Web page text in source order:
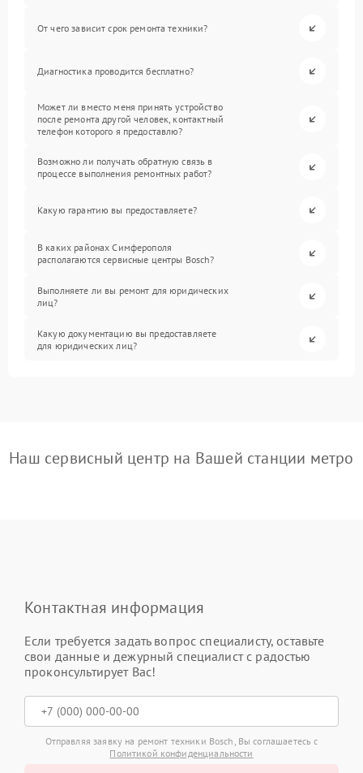
От чего зависит срок ремонта техники?
Диагностика проводится бесплатно?
Может ли вместо меня принять устройство
после ремонта другой человек, контактный
телефон которого я предоставлю?
Возможно ли получать обратную связь в
процессе выполнения ремонтных работ?
Какую гарантию вы предоставляете?
В каких районах Симферополя
располагаются сервисные центры Bosch?
Выполняете ли вы ремонт для юридических
лиц?
Какую документацию вы предоставляете
для юридических лиц?
Наш сервисный центр на Вашей станции метро
Контактная информация
Если требуется задать вопрос специалисту, оставьте
свои данные и дежурный специалист с радостью
проконсультирует Вас!
Отправляя заявку на ремонт техники Bosch, Вы соглашаетесь с
Политикой конфиденциальности